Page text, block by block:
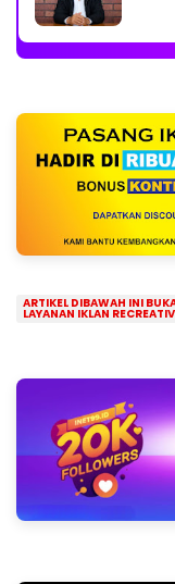
ARTIKEL DIBAWAH INI
LAYANAN IKLAN